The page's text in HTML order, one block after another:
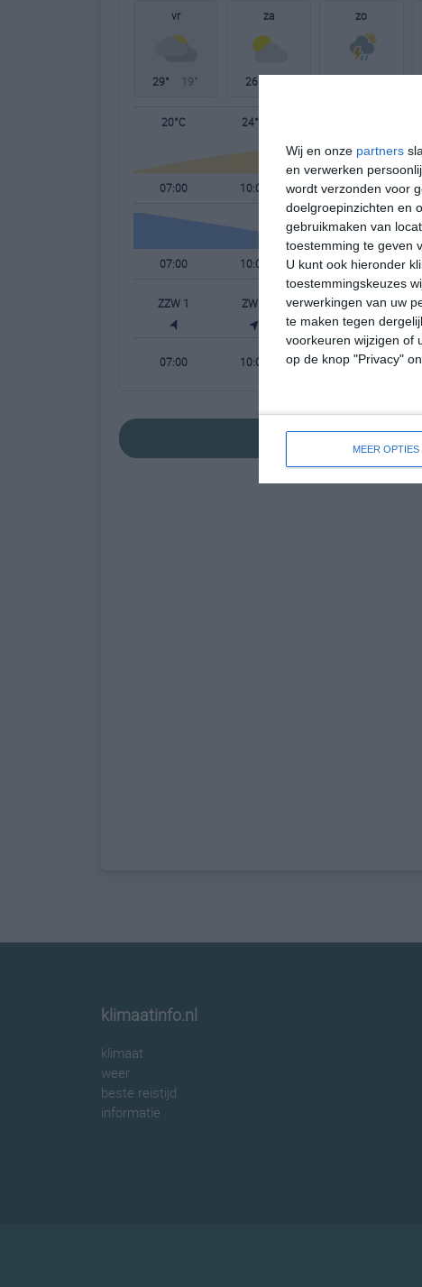
Wij en onze partners
en verwerken
wordt verzonden voor
doelgroepinzichten en
gebruikmaken van
toestemming te geven
U kunt ook hieronder
toestemmingskeuzes
verwerkingen van uw
te maken tegen
voorkeuren wijzigen of
op de knop "Privacy"
MEER OPTIES
vr
29° 19°
za
26°
zo
20°C 24°C
07:00 10:00 13:00
07:00 10:00 13:00
ZZW 1 ZW 2 ZW 2 ZW
07:00 10:00 13:00
bekijk de
klimaatinfo.nl
klimaat
weer
beste reistijd
informatie